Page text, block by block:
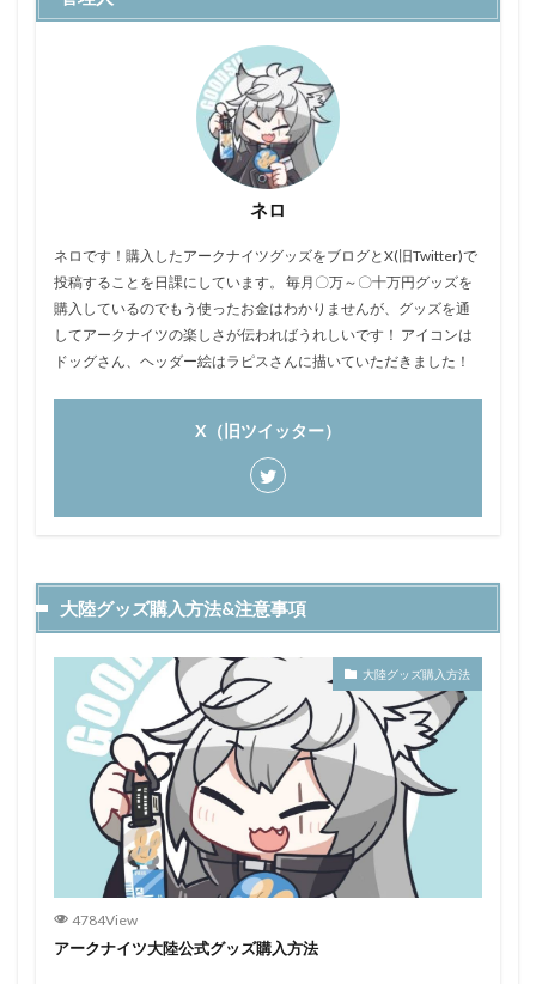
ネロ
ネロです！購入したアークナイツグッズをブログとX(旧Twitter)で
投稿することを日課にしています。 毎月〇万～〇十万円グッズを
購入しているのでもう使ったお金はわかりませんが、グッズを通
してアークナイツの楽しさが伝わればうれしいです！ アイコンは
ドッグさん、ヘッダー絵はラピスさんに描いていただきました！
X（旧ツイッター）
大陸グッズ購入方法&注意事項
大陸グッズ購入方法
4784View
アークナイツ大陸公式グッズ購入方法